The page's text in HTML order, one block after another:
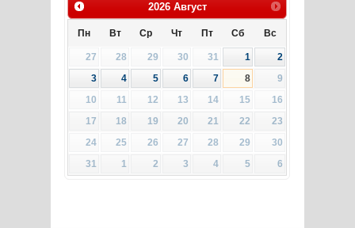
2026 Август
Пн Вт Ср Чт Пт Сб Вс
27 28 29 30 31 1
2
3
4 5 6 7 8
9
10
11 12 13 14 15
16
17
18 19 20 21 22
23
24
25 26 27 28 29
30
31
1 2 3 4 5 6